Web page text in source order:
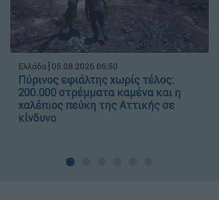
Ελλάδα┋05.08.2026 06:50
Πύρινος εφιάλτης χωρίς τέλος:
200.000 στρέμματα καμένα και η
χαλέπιος πεύκη της Αττικής σε
κίνδυνο